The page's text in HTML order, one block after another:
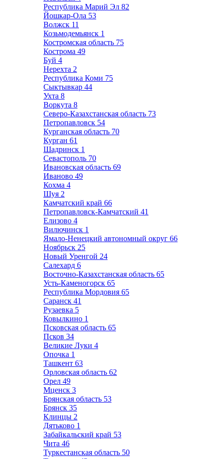
Республика Марий Эл 82
Йошкар-Ола 53
Волжск 11
Козьмодемьянск 1
Костромская область 75
Кострома 49
Буй 4
Нерехта 2
Республика Коми 75
Сыктывкар 44
Ухта 8
Воркута 8
Северо-Казахстанская область 73
Петропавловск 54
Курганская область 70
Курган 61
Шадринск 1
Севастополь 70
Ивановская область 69
Иваново 49
Кохма 4
Шуя 2
Камчатский край 66
Петропавловск-Камчатский 41
Елизово 4
Вилючинск 1
Ямало-Ненецкий автономный округ 66
Ноябрьск 25
Новый Уренгой 24
Салехард 6
Восточно-Казахстанская область 65
Усть-Каменогорск 65
Республика Мордовия 65
Саранск 41
Рузаевка 5
Ковылкино 1
Псковская область 65
Псков 34
Великие Луки 4
Опочка 1
Ташкент 63
Орловская область 62
Орел 49
Мценск 3
Брянская область 53
Брянск 35
Клинцы 2
Дятьково 1
Забайкальский край 53
Чита 46
Туркестанская область 50